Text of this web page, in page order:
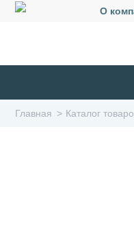
О
Главная Каталог